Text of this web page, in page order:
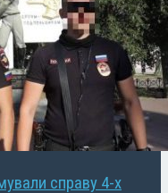
справу 4-х